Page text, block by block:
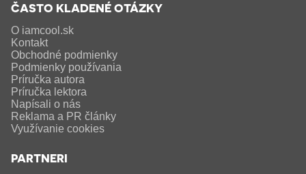
ČASTO KLADENÉ OTÁZKY
O iamcool.sk
Kontakt
Obchodné podmienky
Podmienky používania
Príručka autora
Príručka lektora
Napísali o nás
Reklama a PR články
Využívanie cookies
PARTNERI